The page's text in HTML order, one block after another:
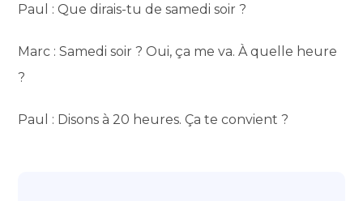
Paul : Que dirais-tu de samedi soir ?
Marc : Samedi soir ? Oui, ça me va. À quelle heure
?
Paul : Disons à 20 heures. Ça te convient ?